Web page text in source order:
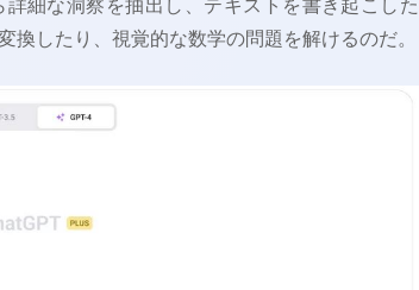
細な洞察を抽出し、テキストを書き起こした
換したり、視覚的な数学の問題を解けるのだ。